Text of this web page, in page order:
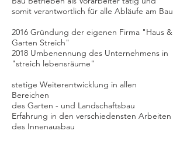
somit verantwortlich für alle Abläufe am Bau
2016 Gründung der eigenen Firma "Haus &
Garten Streich"
2018 Umbenennung des Unternehmens in
"streich lebensräume"
stetige Weiterentwicklung in allen
Bereichen
des Garten - und Landschaftsbau
Erfahrung in den verschiedensten Arbeiten
des Innenausbau